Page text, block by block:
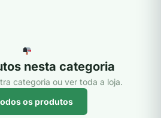
nesta categoria
categoria ou ver toda a loja.
os produtos